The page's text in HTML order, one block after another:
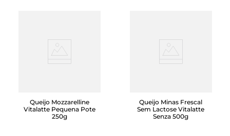
Queijo Mozzarelline
Vitalatte Pequena Pote
250g
Queijo Minas Frescal
Sem Lactose Vitalatte
Senza 500g